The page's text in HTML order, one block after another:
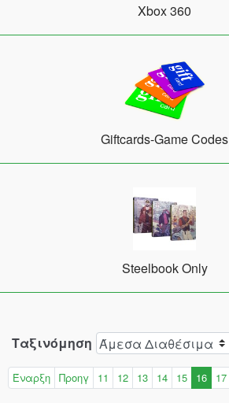
Xbox 360
Giftcards-Game Codes
Steelbook Only
Ταξινόμηση
Έναρξη Προηγ 11 12 13 14 15 16 17